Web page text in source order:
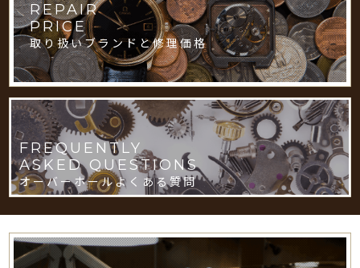
REPAIR
PRICE
取り扱いブランドと修理価格
FREQUENTLY
ASKED QUESTIONS
オーバーホールよくある質問